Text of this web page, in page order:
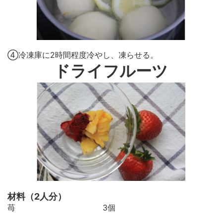
④冷凍庫に2時間程度冷やし、凍らせる。
ドライフルーツ
材料（2人分）
苺 3個